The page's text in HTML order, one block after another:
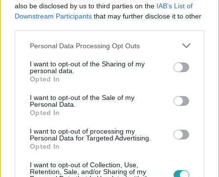
also be disclosed by us to third parties on the IAB’s List of
Downstream Participants that may further disclose it to other
Please note that this website/app uses one or more Google
not limited to your visit or usage behaviour. You may click to
grant or deny consent to Google and its third-party tags to
use your data for below specified purposes in below Google
consent section.
Personal Data Processing Opt Outs
I want to opt-out of the Sharing of my
personal data.
Opted In
I want to opt-out of the Sale of my
Personal Data.
Opted In
I want to opt-out of processing my
Personal Data for Targeted Advertising.
Opted In
I want to opt-out of Collection, Use,
Retention, Sale, and/or Sharing of my
Követem
THE FLOOR - CSAK EGY MARADHAT
JAMES BOND # MISSION IMPOSSIBLE